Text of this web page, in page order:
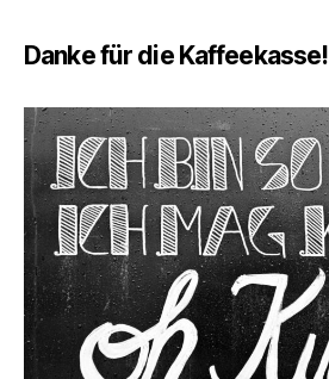
Danke für die Kaffeekasse!